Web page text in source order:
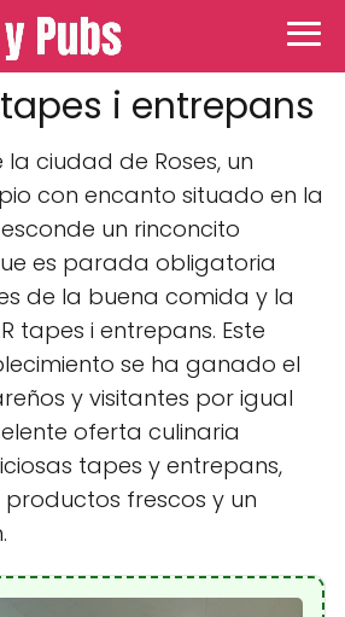
tapes i entrepans
la ciudad de Roses, un
con encanto situado en la
un rinconcito
es parada obligatoria
de la buena comida y la
tapes i entrepans. Este
se ha ganado el
y visitantes por igual
oferta culinaria
tapes y entrepans,
frescos y un